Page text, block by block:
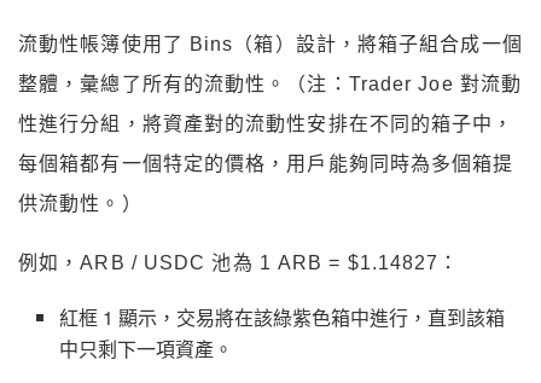
流動性帳簿使用了 Bins（箱）設計，將箱子組合成一個
整體，彙總了所有的流動性。（注：Trader Joe 對流動
性進行分組，將資產對的流動性安排在不同的箱子中，
每個箱都有一個特定的價格，用戶能夠同時為多個箱提
供流動性。）
例如，ARB / USDC 池為 1 ARB = $1.14827：
紅框 1 顯示，交易將在該綠紫色箱中進行，直到該箱
中只剩下一項資產。